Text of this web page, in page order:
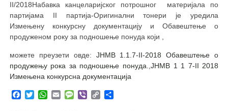
II/2018Набавка канцеларијског потрошног материјала по
партијама II партија-Оригинални тонери је уредила
Измењену конкурсну документацију и Обавештење о
продуженом року за подношење понуда који ,
можете преузети овде: ЈНМВ 1.1.7-II-2018 Обавештење о
продужењу рока за подношење понуда. ЈНМВ 1 1 7-II 2018
Измењена конкурсна документација
Facebook
TwitterWhatsApp
EmailMessage
ViberCopy